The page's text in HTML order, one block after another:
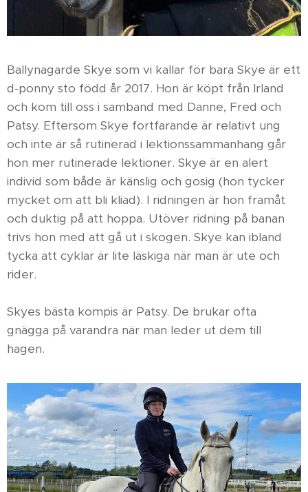
Ballynagarde Skye som vi kallar för bara Skye är ett
d-ponny sto född år 2017. Hon är köpt från Irland
och kom till oss i samband med Danne, Fred och
Patsy. Eftersom Skye fortfarande är relativt ung
och inte är så rutinerad i lektionssammanhang går
hon mer rutinerade lektioner. Skye är en alert
individ som både är känslig och gosig (hon tycker
mycket om att bli kliad). I ridningen är hon framåt
och duktig på att hoppa. Utöver ridning på banan
trivs hon med att gå ut i skogen. Skye kan ibland
tycka att cyklar är lite läskiga när man är ute och
rider.
Skyes bästa kompis är Patsy. De brukar ofta
gnägga på varandra när man leder ut dem till
hagen.